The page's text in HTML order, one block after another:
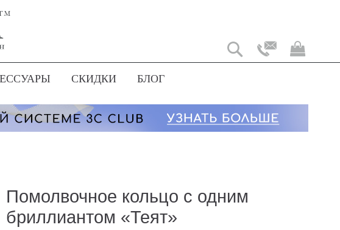
Моя
СКИДКИ БЛОГ
Помолвочное кольцо с одним
бриллиантом «Теят»